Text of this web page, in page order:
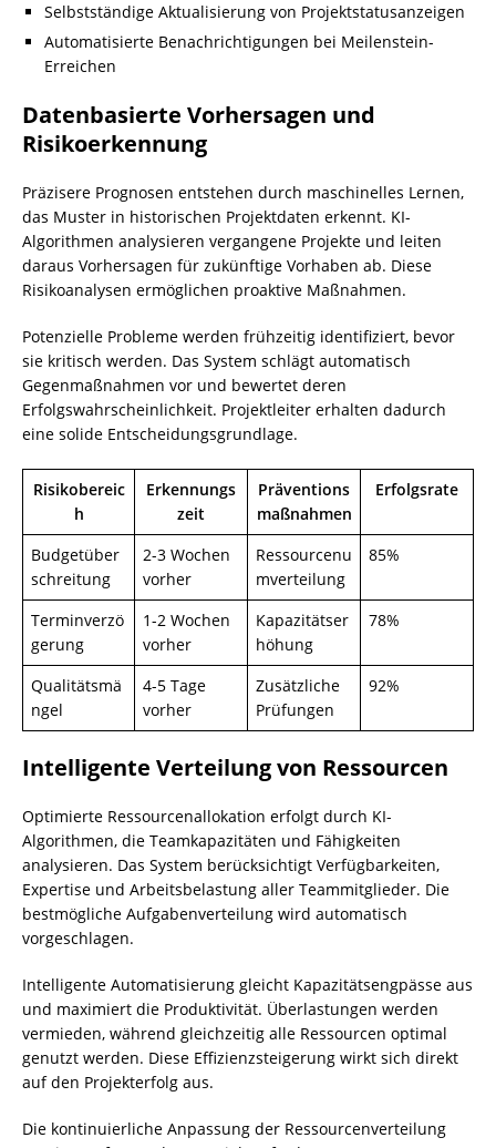
Selbstständige Aktualisierung von Projektstatusanzeigen
Automatisierte Benachrichtigungen bei Meilenstein-
Erreichen
Datenbasierte Vorhersagen und
Risikoerkennung
Präzisere Prognosen entstehen durch maschinelles Lernen,
das Muster in historischen Projektdaten erkennt. KI-
Algorithmen analysieren vergangene Projekte und leiten
daraus Vorhersagen für zukünftige Vorhaben ab. Diese
Risikoanalysen ermöglichen proaktive Maßnahmen.
Potenzielle Probleme werden frühzeitig identifiziert, bevor
sie kritisch werden. Das System schlägt automatisch
Gegenmaßnahmen vor und bewertet deren
Erfolgswahrscheinlichkeit. Projektleiter erhalten dadurch
eine solide Entscheidungsgrundlage.
Risikobereic
h
Erkennungs
zeit
Präventions
maßnahmen
Erfolgsrate
Budgetüber
schreitung
2-3 Wochen
vorher
Ressourcenu
mverteilung
85%
Terminverzö
gerung
1-2 Wochen
vorher
Kapazitätser
höhung
78%
Qualitätsmä
ngel
4-5 Tage
vorher
Zusätzliche
Prüfungen
92%
Intelligente Verteilung von Ressourcen
Optimierte Ressourcenallokation erfolgt durch KI-
Algorithmen, die Teamkapazitäten und Fähigkeiten
analysieren. Das System berücksichtigt Verfügbarkeiten,
Expertise und Arbeitsbelastung aller Teammitglieder. Die
bestmögliche Aufgabenverteilung wird automatisch
vorgeschlagen.
Intelligente Automatisierung gleicht Kapazitätsengpässe aus
und maximiert die Produktivität. Überlastungen werden
vermieden, während gleichzeitig alle Ressourcen optimal
genutzt werden. Diese Effizienzsteigerung wirkt sich direkt
auf den Projekterfolg aus.
Die kontinuierliche Anpassung der Ressourcenverteilung